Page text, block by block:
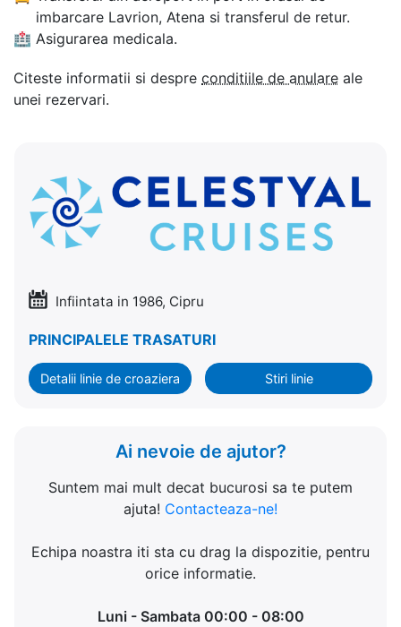
imbarcare Lavrion, Atena si transferul de retur.
🏥 Asigurarea medicala.
Citeste informatii si despre conditiile de anulare ale
unei rezervari.
Infiintata in 1986, Cipru
PRINCIPALELE TRASATURI
Detalii linie de croaziera Stiri linie
Ai nevoie de ajutor?
Suntem mai mult decat bucurosi sa te putem
ajuta! Contacteaza-ne!
Echipa noastra iti sta cu drag la dispozitie, pentru
orice informatie.
Luni - Sambata 00:00 - 08:00